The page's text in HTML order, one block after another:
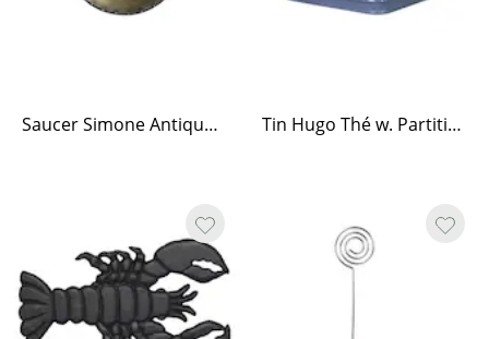
Saucer Simone Antique Brass Medium Tin Hugo Thé w. Partition Blue